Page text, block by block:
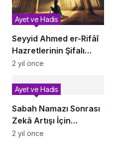
Seyyid Ahmed er-Rifâî
Hazretlerinin Şifalı
Duaları ve Faziletleri
Ayet ve Hadis
2 yıl önce
Sabah Namazı Sonrası
Zekâ Artışı İçin
Yapılacak İstiğfarlar
Ayet ve Hadis
2 yıl önce